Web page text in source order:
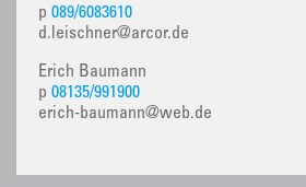
p 089/6083610
d.leischner@arcor.de
Erich Baumann
p 08135/991900
erich-baumann@web.de